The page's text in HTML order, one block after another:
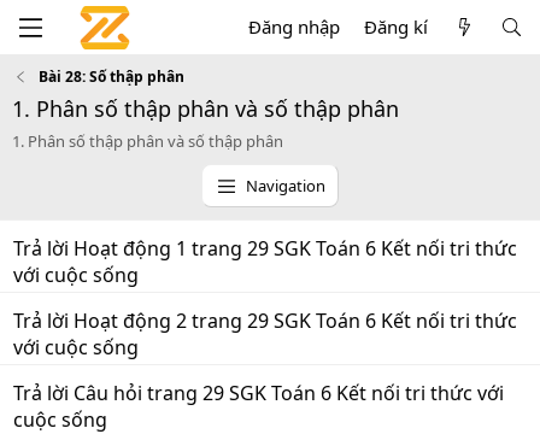
Đăng nhập Đăng kí
Bài 28: Số thập phân
1. Phân số thập phân và số thập phân
1. Phân số thập phân và số thập phân
Navigation
Trả lời Hoạt động 1 trang 29 SGK Toán 6 Kết nối tri thức
với cuộc sống
Trả lời Hoạt động 2 trang 29 SGK Toán 6 Kết nối tri thức
với cuộc sống
Trả lời Câu hỏi trang 29 SGK Toán 6 Kết nối tri thức với
cuộc sống